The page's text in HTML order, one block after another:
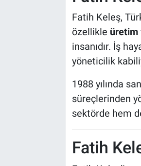
Fatih Keleş,
özellikle üretim
insanıdır. İş
yöneticilik
1988 yılında
süreçlerinden
sektörde hem
Fatih